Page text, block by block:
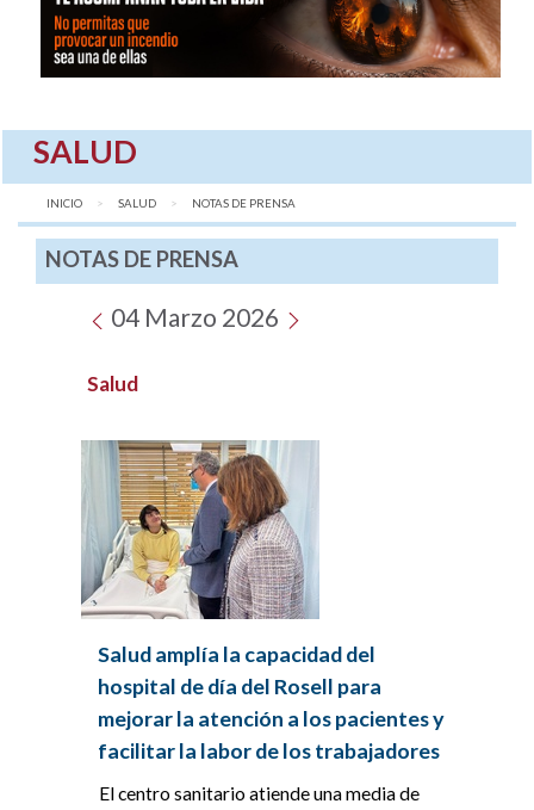
SALUD
INICIO SALUD AQUÍ:
NOTAS DE PRENSA
NOTAS DE PRENSA
04 Marzo 2026
Salud
Salud amplía la capacidad del
hospital de día del Rosell para
mejorar la atención a los pacientes y
facilitar la labor de los trabajadores
El centro sanitario atiende una media de